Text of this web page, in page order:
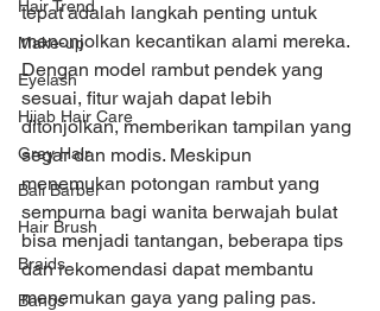
Hair Trend
Make-up
Eyelash
Hijab Hair Care
Grey Hair
Bali Barber
Hair Brush
Braids
Bangs
tepat adalah langkah penting untuk
menonjolkan kecantikan alami mereka.
Dengan model rambut pendek yang
sesuai, fitur wajah dapat lebih
ditonjolkan, memberikan tampilan yang
segar dan modis. Meskipun
menemukan potongan rambut yang
sempurna bagi wanita berwajah bulat
bisa menjadi tantangan, beberapa tips
dan rekomendasi dapat membantu
menemukan gaya yang paling pas.